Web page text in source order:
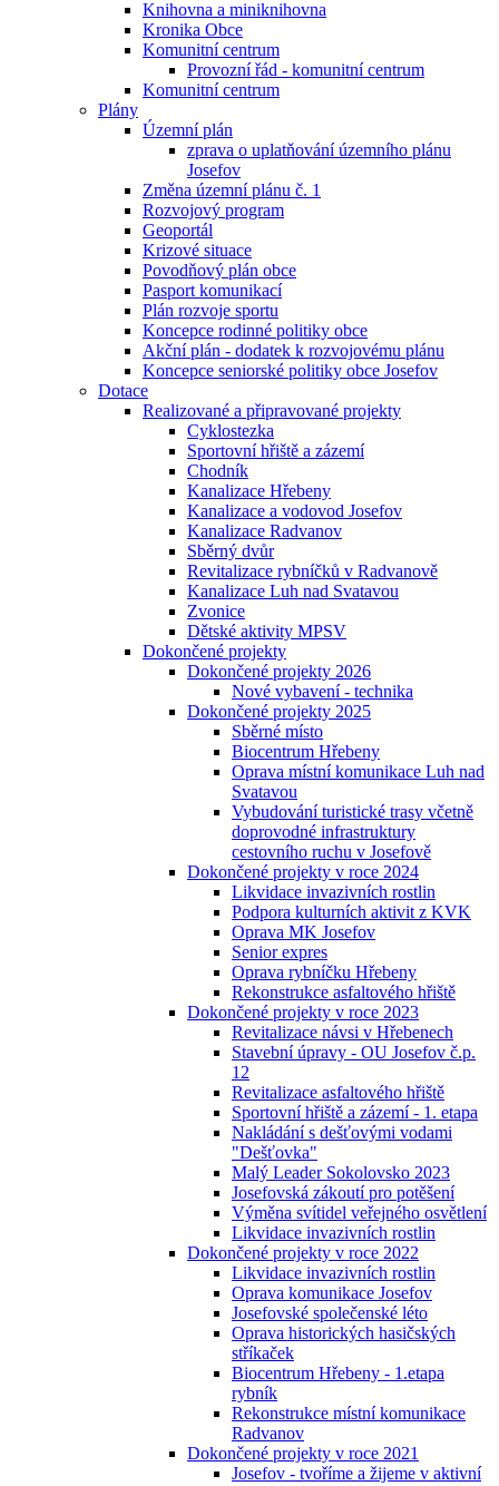
Knihovna a miniknihovna
Kronika Obce
Komunitní centrum
Provozní řád - komunitní centrum
Komunitní centrum
Plány
Územní plán
zprava o uplatňování územního plánu
Josefov
Změna územní plánu č. 1
Rozvojový program
Geoportál
Krizové situace
Povodňový plán obce
Pasport komunikací
Plán rozvoje sportu
Koncepce rodinné politiky obce
Akční plán - dodatek k rozvojovému plánu
Koncepce seniorské politiky obce Josefov
Dotace
Realizované a připravované projekty
Cyklostezka
Sportovní hřiště a zázemí
Chodník
Kanalizace Hřebeny
Kanalizace a vodovod Josefov
Kanalizace Radvanov
Sběrný dvůr
Revitalizace rybníčků v Radvanově
Kanalizace Luh nad Svatavou
Zvonice
Dětské aktivity MPSV
Dokončené projekty
Dokončené projekty 2026
Nové vybavení - technika
Dokončené projekty 2025
Sběrné místo
Biocentrum Hřebeny
Oprava místní komunikace Luh nad
Svatavou
Vybudování turistické trasy včetně
doprovodné infrastruktury
cestovního ruchu v Josefově
Dokončené projekty v roce 2024
Likvidace invazivních rostlin
Podpora kulturních aktivit z KVK
Oprava MK Josefov
Senior expres
Oprava rybníčku Hřebeny
Rekonstrukce asfaltového hřiště
Dokončené projekty v roce 2023
Revitalizace návsi v Hřebenech
Stavební úpravy - OU Josefov č.p.
12
Revitalizace asfaltového hřiště
Sportovní hřiště a zázemí - 1. etapa
Nakládání s dešťovými vodami
"Dešťovka"
Malý Leader Sokolovsko 2023
Josefovská zákoutí pro potěšení
Výměna svítidel veřejného osvětlení
Likvidace invazivních rostlin
Dokončené projekty v roce 2022
Likvidace invazivních rostlin
Oprava komunikace Josefov
Josefovské společenské léto
Oprava historických hasičských
stříkaček
Biocentrum Hřebeny - 1.etapa
rybník
Rekonstrukce místní komunikace
Radvanov
Dokončené projekty v roce 2021
Josefov - tvoříme a žijeme v aktivní